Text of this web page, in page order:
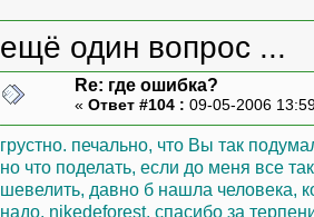
res=calc (massa);
cout<<"\n";
for (int i=0; i<3; i++)
{
for (int j=0; j<4;
{
cout<<" ";
}
ещё один вопрос ...
Re: где ошибка?
« Ответ #104 : 09-05-2006
грустно. печально, что Вы так
но что поделать, если до меня все
шевелить, давно б нашла человека,
надо. nikedeforest, спасибо за